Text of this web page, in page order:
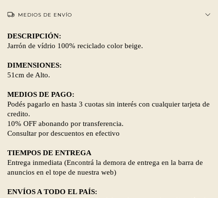
MEDIOS DE ENVÍO
DESCRIPCIÓN:
Jarrón de vídrio 100% reciclado color beige.
DIMENSIONES:
51cm de Alto.
MEDIOS DE PAGO:
Podés pagarlo en hasta 3 cuotas sin interés con cualquier tarjeta de
credito.
10% OFF abonando por transferencia.
Consultar por descuentos en efectivo
TIEMPOS DE ENTREGA
Entrega inmediata (Encontrá la demora de entrega en la barra de
anuncios en el tope de nuestra web)
ENVÍOS A TODO EL PAÍS: